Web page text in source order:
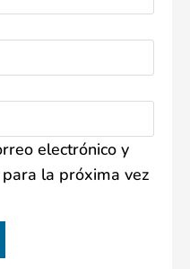
electrónico y
la próxima vez